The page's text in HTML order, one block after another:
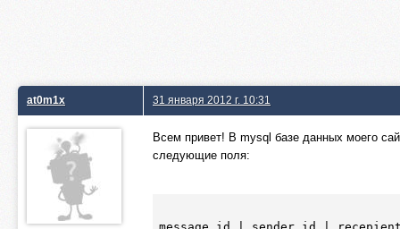
at0m1x 31 января 2012 г. 10:31
Всем привет! В mysql базе данных моего
следующие поля: